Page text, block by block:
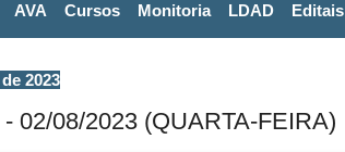
AVA Cursos Monitoria LDAD Editais
2023
02/08/2023 (QUARTA-FEIRA)